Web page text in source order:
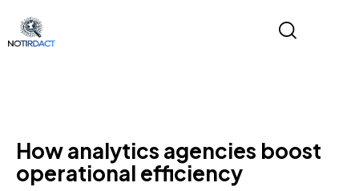
How analytics agencies boost
operational efficiency